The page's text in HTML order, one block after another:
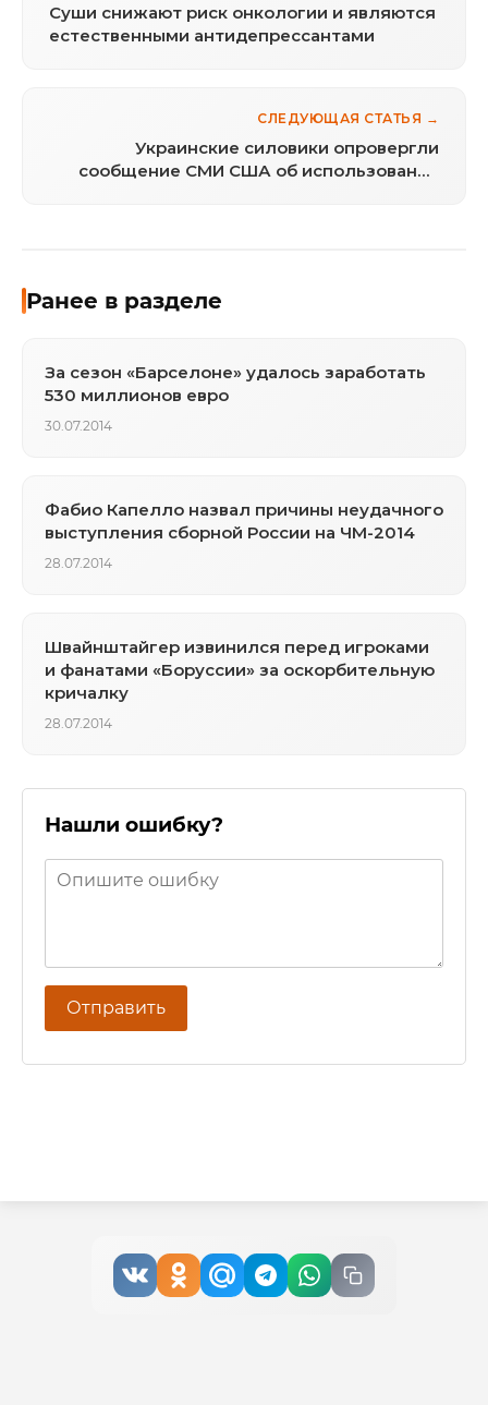
Суши снижают риск онкологии и являются
естественными антидепрессантами
СЛЕДУЮЩАЯ СТАТЬЯ →
Украинские силовики опровергли
сообщение СМИ США об использовании
Ранее в разделе
За сезон «Барселоне» удалось заработать
530 миллионов евро
30.07.2014
Фабио Капелло назвал причины неудачного
выступления сборной России на ЧМ-2014
28.07.2014
Швайнштайгер извинился перед игроками
и фанатами «Боруссии» за оскорбительную
кричалку
28.07.2014
Нашли ошибку?
Отправить